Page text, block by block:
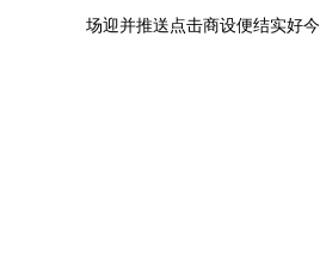
场迎并推送点击商设便结实好